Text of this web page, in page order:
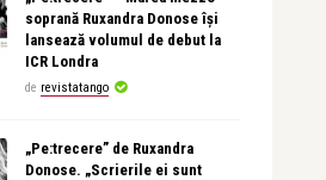
soprană Ruxandra Donose își
lansează volumul de debut la
ICR Londra
de revistatango
„Pe:trecere” de Ruxandra
Donose. „Scrierile ei sunt